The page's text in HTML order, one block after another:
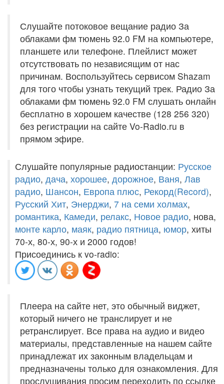
Слушайте потоковое вещание радио За
облаками фм тюмень 92.0 FM на компьютере,
планшете или телефоне. Плейлист может
отсутствовать по независящим от нас
причинам. Воспользуйтесь сервисом Shazam
для того чтобы узнать текущий трек. Радио За
облаками фм тюмень 92.0 FM слушать онлайн
бесплатно в хорошем качестве (128 256 320)
без регистрации на сайте Vo-Radio.ru в
прямом эфире.
Слушайте популярные радиостанции: Русское
радио, дача, хорошее, дорожное, Ваня, Лав
радио, Шансон, Европа плюс, Рекорд(Record),
Русский Хит, Энерджи, 7 на семи холмах,
романтика, Камеди, релакс, Новое радио, нова,
монте карло, маяк, радио пятница, юмор, хиты
70-х, 80-х, 90-х и 2000 годов!
Присоединись к vo-radio:
Плеера на сайте нет, это обычный виджет,
который ничего не транслирует и не
ретранслирует. Все права на аудио и видео
материалы, представленные на нашем сайте
принадлежат их законным владельцам и
предназначены только для ознакомления. Для
прослушивания просим переходить по ссылке